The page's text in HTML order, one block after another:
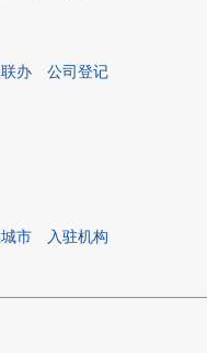
办
公司登记
市 入驻机构